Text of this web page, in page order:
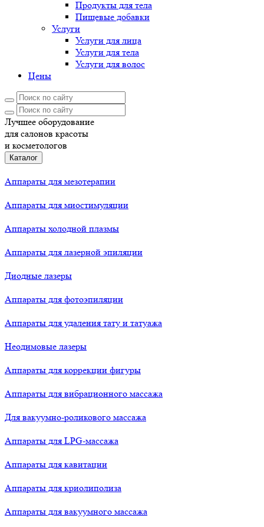
Продукты для тела
Пищевые добавки
Услуги
Услуги для лица
Услуги для тела
Услуги для волос
Цены
Лучшее оборудование
для салонов красоты
и косметологов
Каталог
Аппараты для мезотерапии
Аппараты для миостимуляции
Аппараты холодной плазмы
Аппараты для лазерной эпиляции
Диодные лазеры
Аппараты для фотоэпиляции
Аппараты для удаления тату и татуажа
Неодимовые лазеры
Аппараты для коррекции фигуры
Аппараты для вибрационного массажа
Для вакуумно-роликового массажа
Аппараты для LPG-массажа
Аппараты для кавитации
Аппараты для криолиполиза
Аппараты для вакуумного массажа